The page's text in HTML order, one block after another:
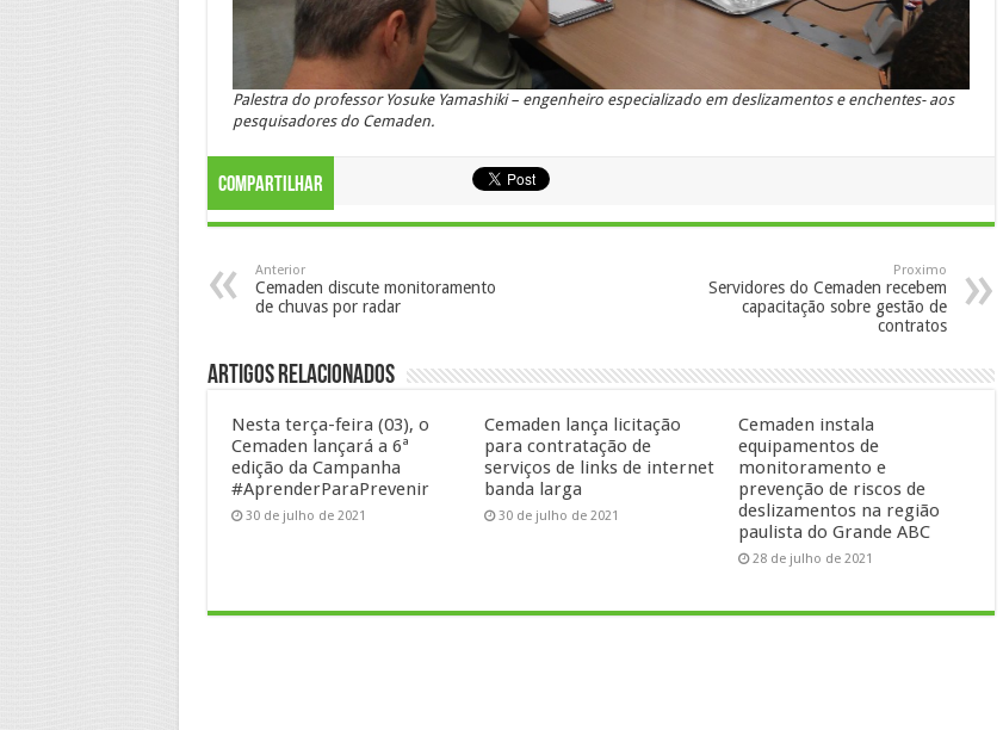
Palestra do professor Yosuke Yamashiki – engenheiro especializado em deslizamentos e enchentes- aos
pesquisadores do Cemaden.
Compartilhar
Anterior
Cemaden discute monitoramento
de chuvas por radar
Proximo
Servidores do Cemaden recebem
capacitação sobre gestão de
contratos
Artigos Relacionados
Nesta terça-feira (03), o
Cemaden lançará a 6ª
edição da Campanha
#AprenderParaPrevenir
30 de julho de 2021
Cemaden lança licitação
para contratação de
serviços de links de internet
banda larga
30 de julho de 2021
Cemaden instala
equipamentos de
monitoramento e
prevenção de riscos de
deslizamentos na região
paulista do Grande ABC
28 de julho de 2021